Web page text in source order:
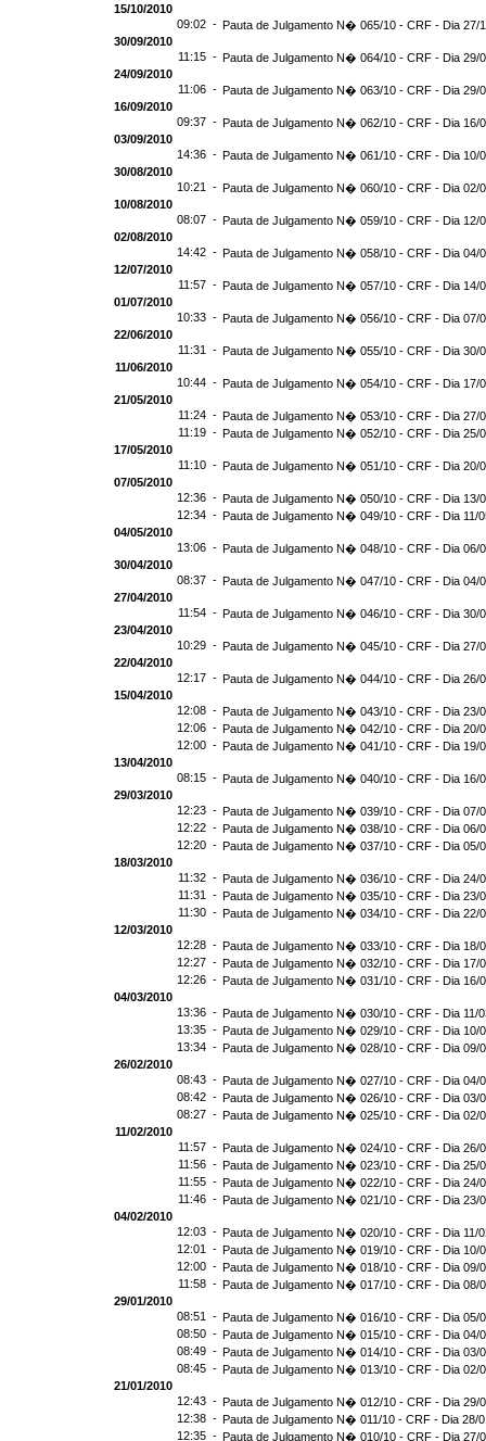
15/10/2010
09:02 - Pauta de Julgamento N� 065/10 - CRF - Dia 27/
30/09/2010
11:15 - Pauta de Julgamento N� 064/10 - CRF - Dia 29/
24/09/2010
11:06 - Pauta de Julgamento N� 063/10 - CRF - Dia 29/
16/09/2010
09:37 - Pauta de Julgamento N� 062/10 - CRF - Dia 16/
03/09/2010
14:36 - Pauta de Julgamento N� 061/10 - CRF - Dia 10/
30/08/2010
10:21 - Pauta de Julgamento N� 060/10 - CRF - Dia 02/
10/08/2010
08:07 - Pauta de Julgamento N� 059/10 - CRF - Dia 12/
02/08/2010
14:42 - Pauta de Julgamento N� 058/10 - CRF - Dia 04/
12/07/2010
11:57 - Pauta de Julgamento N� 057/10 - CRF - Dia 14/
01/07/2010
10:33 - Pauta de Julgamento N� 056/10 - CRF - Dia 07/
22/06/2010
11:31 - Pauta de Julgamento N� 055/10 - CRF - Dia 30/
11/06/2010
10:44 - Pauta de Julgamento N� 054/10 - CRF - Dia 17/
21/05/2010
11:24 - Pauta de Julgamento N� 053/10 - CRF - Dia 27/
11:19 - Pauta de Julgamento N� 052/10 - CRF - Dia 25/
17/05/2010
11:10 - Pauta de Julgamento N� 051/10 - CRF - Dia 20/
07/05/2010
12:36 - Pauta de Julgamento N� 050/10 - CRF - Dia 13/
12:34 - Pauta de Julgamento N� 049/10 - CRF - Dia 11/
04/05/2010
13:06 - Pauta de Julgamento N� 048/10 - CRF - Dia 06/
30/04/2010
08:37 - Pauta de Julgamento N� 047/10 - CRF - Dia 04/
27/04/2010
11:54 - Pauta de Julgamento N� 046/10 - CRF - Dia 30/
23/04/2010
10:29 - Pauta de Julgamento N� 045/10 - CRF - Dia 27/
22/04/2010
12:17 - Pauta de Julgamento N� 044/10 - CRF - Dia 26/
15/04/2010
12:08 - Pauta de Julgamento N� 043/10 - CRF - Dia 23/
12:06 - Pauta de Julgamento N� 042/10 - CRF - Dia 20/
12:00 - Pauta de Julgamento N� 041/10 - CRF - Dia 19/
13/04/2010
08:15 - Pauta de Julgamento N� 040/10 - CRF - Dia 16/
29/03/2010
12:23 - Pauta de Julgamento N� 039/10 - CRF - Dia 07/
12:22 - Pauta de Julgamento N� 038/10 - CRF - Dia 06/
12:20 - Pauta de Julgamento N� 037/10 - CRF - Dia 05/
18/03/2010
11:32 - Pauta de Julgamento N� 036/10 - CRF - Dia 24/
11:31 - Pauta de Julgamento N� 035/10 - CRF - Dia 23/
11:30 - Pauta de Julgamento N� 034/10 - CRF - Dia 22/
12/03/2010
12:28 - Pauta de Julgamento N� 033/10 - CRF - Dia 18/
12:27 - Pauta de Julgamento N� 032/10 - CRF - Dia 17/
12:26 - Pauta de Julgamento N� 031/10 - CRF - Dia 16/
04/03/2010
13:36 - Pauta de Julgamento N� 030/10 - CRF - Dia 11/
13:35 - Pauta de Julgamento N� 029/10 - CRF - Dia 10/
13:34 - Pauta de Julgamento N� 028/10 - CRF - Dia 09/
26/02/2010
08:43 - Pauta de Julgamento N� 027/10 - CRF - Dia 04/
08:42 - Pauta de Julgamento N� 026/10 - CRF - Dia 03/
08:27 - Pauta de Julgamento N� 025/10 - CRF - Dia 02/
11/02/2010
11:57 - Pauta de Julgamento N� 024/10 - CRF - Dia 26/
11:56 - Pauta de Julgamento N� 023/10 - CRF - Dia 25/
11:55 - Pauta de Julgamento N� 022/10 - CRF - Dia 24/
11:46 - Pauta de Julgamento N� 021/10 - CRF - Dia 23/
04/02/2010
12:03 - Pauta de Julgamento N� 020/10 - CRF - Dia 11/
12:01 - Pauta de Julgamento N� 019/10 - CRF - Dia 10/
12:00 - Pauta de Julgamento N� 018/10 - CRF - Dia 09/
11:58 - Pauta de Julgamento N� 017/10 - CRF - Dia 08/
29/01/2010
08:51 - Pauta de Julgamento N� 016/10 - CRF - Dia 05/
08:50 - Pauta de Julgamento N� 015/10 - CRF - Dia 04/
08:49 - Pauta de Julgamento N� 014/10 - CRF - Dia 03/
08:45 - Pauta de Julgamento N� 013/10 - CRF - Dia 02/
21/01/2010
12:43 - Pauta de Julgamento N� 012/10 - CRF - Dia 29/
12:38 - Pauta de Julgamento N� 011/10 - CRF - Dia 28/
12:35 - Pauta de Julgamento N� 010/10 - CRF - Dia 27/